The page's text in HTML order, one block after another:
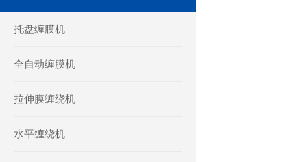
托盘缠膜机
全自动缠膜机
拉伸膜缠绕机
水平缠绕机